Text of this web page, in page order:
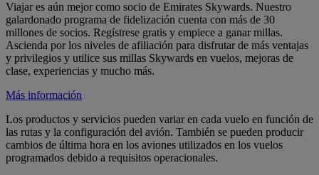
Viajar es aún mejor como socio de Emirates Skywards. Nuestro
galardonado programa de fidelización cuenta con más de 30
millones de socios. Regístrese gratis y empiece a ganar millas.
Ascienda por los niveles de afiliación para disfrutar de más ventajas
y privilegios y utilice sus millas Skywards en vuelos, mejoras de
clase, experiencias y mucho más.
Más información
Los productos y servicios pueden variar en cada vuelo en función de
las rutas y la configuración del avión. También se pueden producir
cambios de última hora en los aviones utilizados en los vuelos
programados debido a requisitos operacionales.